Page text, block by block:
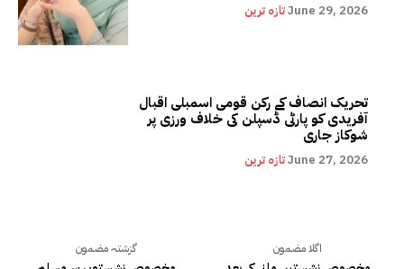
تازہ ترینJune 29, 2026
تحریک انصاف کے رکن قومی اسمبلی اقبال
آفریدی کو پارٹی ڈسپلن کی خلاف ورزی پر
شوکاز جاری
تازہ ترینJune 27, 2026
گزشتہ مضمون اگلا مضمون